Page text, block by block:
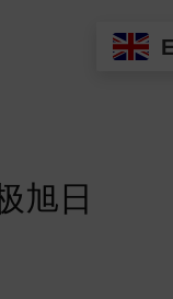
旭日